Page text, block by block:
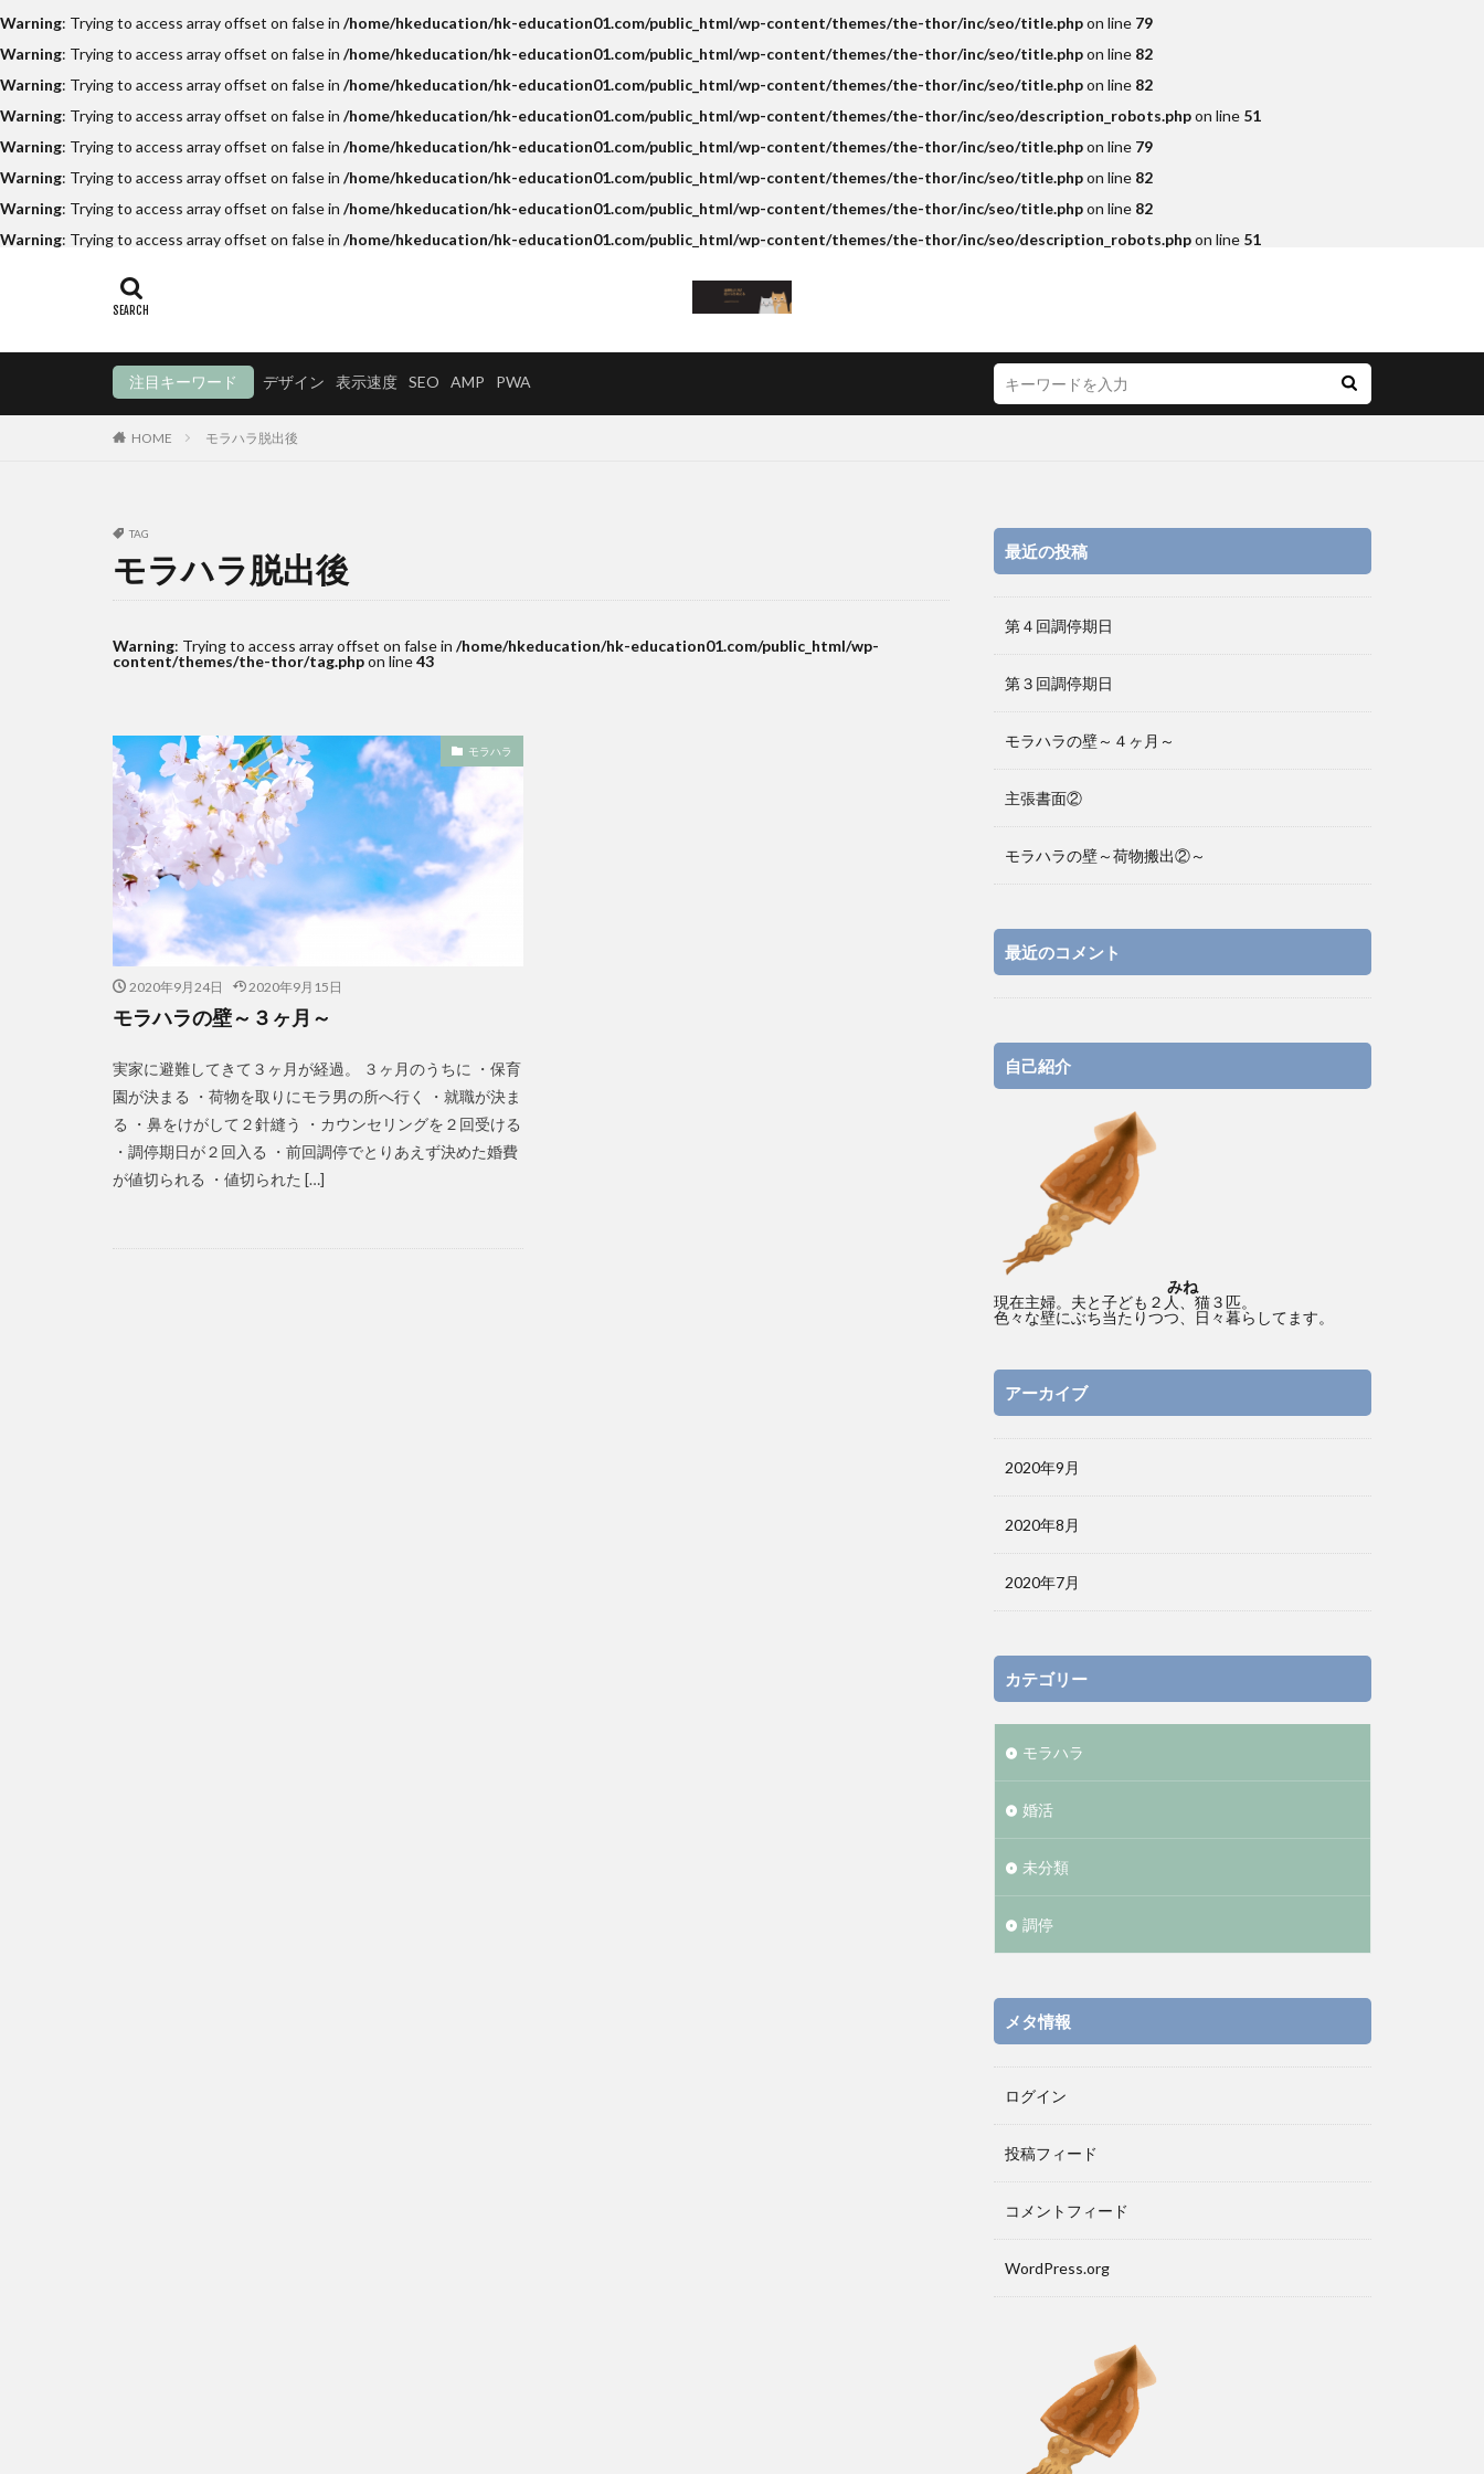
Warning: Trying to access array offset on false in /home/hkeducation/hk-education01.com/public_html/wp-content/themes/the-thor/inc/seo/title.phpon line 79
Warning: Trying to access array offset on false in /home/hkeducation/hk-education01.com/public_html/wp-content/themes/the-thor/inc/seo/title.phpon line 82
Warning: Trying to access array offset on false in /home/hkeducation/hk-education01.com/public_html/wp-content/themes/the-thor/inc/seo/title.phpon line 82
Warning: Trying to access array offset on false in /home/hkeducation/hk-education01.com/public_html/wp-content/themes/the-thor/inc/seo/description_robots.phpon line 51
Warning: Trying to access array offset on false in /home/hkeducation/hk-education01.com/public_html/wp-content/themes/the-thor/inc/seo/title.phpon line 79
Warning: Trying to access array offset on false in /home/hkeducation/hk-education01.com/public_html/wp-content/themes/the-thor/inc/seo/title.phpon line 82
Warning: Trying to access array offset on false in /home/hkeducation/hk-education01.com/public_html/wp-content/themes/the-thor/inc/seo/title.phpon line 82
Warning: Trying to access array offset on false in /home/hkeducation/hk-education01.com/public_html/wp-content/themes/the-thor/inc/seo/description_robots.phpon line 51
注目キーワード デザイン 表示速度 SEO AMP PWA
HOME モラハラ脱出後
TAG
モラハラ脱出後
Warning: Trying to access array offset on false in /home/hkeducation/hk-education01.com/public_html/wp-
content/themes/the-thor/tag.phpon line43
モラハラ
2020年9月24日 2020年9月15日
モラハラの壁～３ヶ月～
実家に避難してきて３ヶ月が経過。 ３ヶ月のうちに ・保育
園が決まる ・荷物を取りにモラ男の所へ行く ・就職が決ま
る ・鼻をけがして２針縫う ・カウンセリングを２回受ける
・調停期日が２回入る ・前回調停でとりあえず決めた婚費
が値切られる ・値切られた […]
最近の投稿
第４回調停期日
第３回調停期日
モラハラの壁～４ヶ月～
主張書面②
モラハラの壁～荷物搬出②～
最近のコメント
自己紹介
みね
現在主婦。夫と子ども２人、猫３匹。
色々な壁にぶち当たりつつ、日々暮らしてます。
アーカイブ
2020年9月
2020年8月
2020年7月
カテゴリー
モラハラ
婚活
未分類
調停
メタ情報
ログイン
投稿フィード
コメントフィード
WordPress.org